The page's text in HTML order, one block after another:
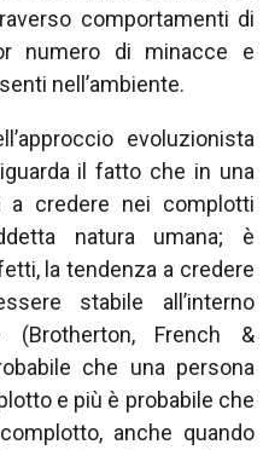
comportamenti di
numero di minacce e
nell’ambiente.
evoluzionista
il fatto che in una
a credere nei complotti
natura umana; è
la tendenza a credere
stabile all’interno
(Brotherton, French &
che una persona
e più è probabile che
anche quando